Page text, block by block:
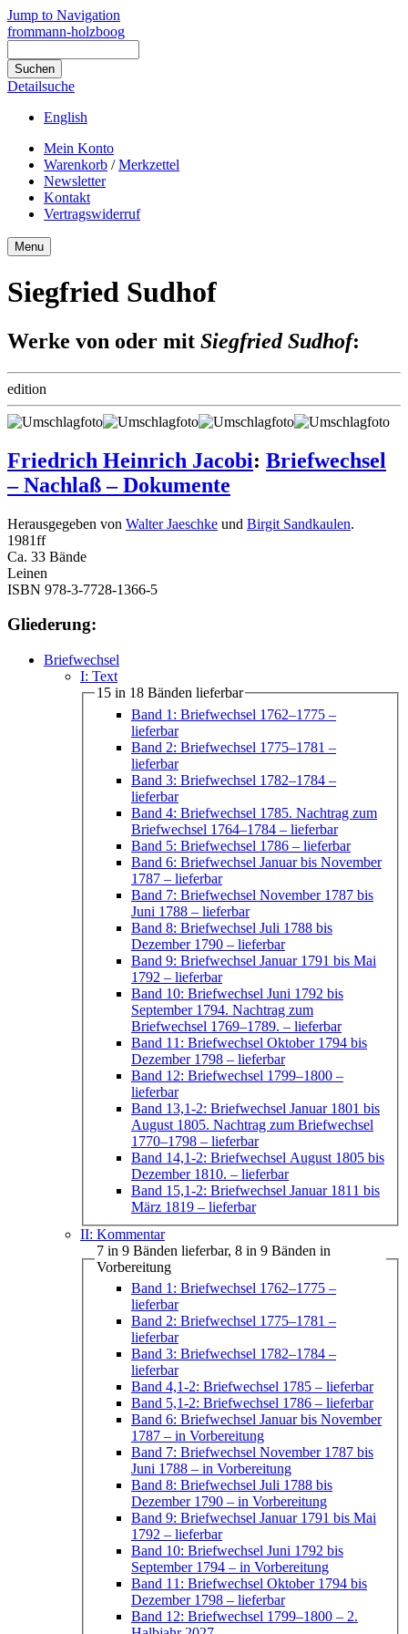
Jump to Navigation
frommann-holzboog
Detailsuche
English
Mein Konto
Warenkorb /Merkzettel
Newsletter
Kontakt
Vertragswiderruf
Menu
Siegfried Sudhof
Werke von oder mit Siegfried Sudhof:
edition
Friedrich Heinrich Jacobi: Briefwechsel
– Nachlaß – Dokumente
Herausgegeben von Walter Jaeschke und Birgit Sandkaulen.
1981ff
Ca. 33 Bände
Leinen
ISBN 978-3-7728-1366-5
Gliederung:
Briefwechsel
I: Text
15 in 18 Bänden lieferbar
Band 1: Briefwechsel 1762–1775 –
lieferbar
Band 2: Briefwechsel 1775–1781 –
lieferbar
Band 3: Briefwechsel 1782–1784 –
lieferbar
Band 4: Briefwechsel 1785. Nachtrag zum
Briefwechsel 1764–1784 – lieferbar
Band 5: Briefwechsel 1786 – lieferbar
Band 6: Briefwechsel Januar bis November
1787 – lieferbar
Band 7: Briefwechsel November 1787 bis
Juni 1788 – lieferbar
Band 8: Briefwechsel Juli 1788 bis
Dezember 1790 – lieferbar
Band 9: Briefwechsel Januar 1791 bis Mai
1792 – lieferbar
Band 10: Briefwechsel Juni 1792 bis
September 1794. Nachtrag zum
Briefwechsel 1769–1789. – lieferbar
Band 11: Briefwechsel Oktober 1794 bis
Dezember 1798 – lieferbar
Band 12: Briefwechsel 1799–1800 –
lieferbar
Band 13,1-2: Briefwechsel Januar 1801 bis
August 1805. Nachtrag zum Briefwechsel
1770–1798 – lieferbar
Band 14,1-2: Briefwechsel August 1805 bis
Dezember 1810. – lieferbar
Band 15,1-2: Briefwechsel Januar 1811 bis
März 1819 – lieferbar
II: Kommentar
7 in 9 Bänden lieferbar, 8 in 9 Bänden in
Vorbereitung
Band 1: Briefwechsel 1762–1775 –
lieferbar
Band 2: Briefwechsel 1775–1781 –
lieferbar
Band 3: Briefwechsel 1782–1784 –
lieferbar
Band 4,1-2: Briefwechsel 1785 – lieferbar
Band 5,1-2: Briefwechsel 1786 – lieferbar
Band 6: Briefwechsel Januar bis November
1787 – in Vorbereitung
Band 7: Briefwechsel November 1787 bis
Juni 1788 – in Vorbereitung
Band 8: Briefwechsel Juli 1788 bis
Dezember 1790 – in Vorbereitung
Band 9: Briefwechsel Januar 1791 bis Mai
1792 – lieferbar
Band 10: Briefwechsel Juni 1792 bis
September 1794 – in Vorbereitung
Band 11: Briefwechsel Oktober 1794 bis
Dezember 1798 – lieferbar
Band 12: Briefwechsel 1799–1800 – 2.